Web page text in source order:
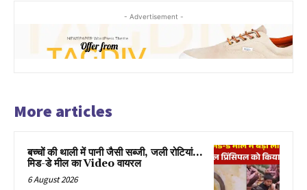
- Advertisement -
More articles
बच्चों की थाली में पानी जैसी सब्जी, जली रोटियां…
मिड-डे मील का Video वायरल
6 August 2026